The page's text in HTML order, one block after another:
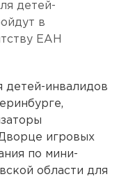
детей-
в
ЕАН
детей-инвалидов
игровых
по мини-
области для